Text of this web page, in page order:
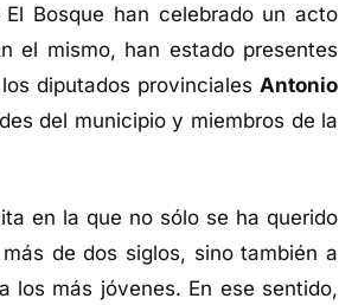
Bosque han celebrado un acto
el mismo, han estado presentes
diputados provinciales Antonio
del municipio y miembros de la
en la que no sólo se ha querido
de dos siglos, sino también a
los más jóvenes. En ese sentido,